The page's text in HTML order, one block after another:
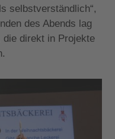
selbstverständlich“,
des Abends lag
die direkt in Projekte